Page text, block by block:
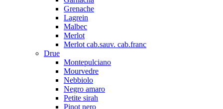
Grenache
Lagrein
Malbec
Merlot
Merlot cab.sauv. cab.franc
Drue
Montepulciano
Mourvedre
Nebbiolo
Negro amaro
Petite sirah
Pinot nero